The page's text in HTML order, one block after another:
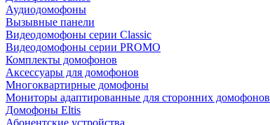
Аудиодомофоны
Вызывные панели
Видеодомофоны серии Classic
Видеодомофоны серии PROMO
Комплекты домофонов
Аксессуары для домофонов
Многоквартирные домофоны
Мониторы адаптированные для сторонних домофонов
Домофоны Eltis
Абонентские устройства